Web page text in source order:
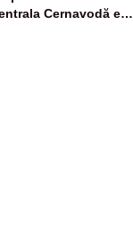
Cernavodă era